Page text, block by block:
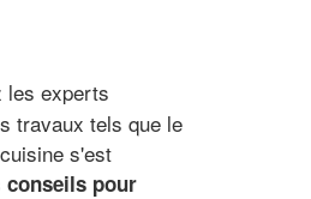
les experts
travaux tels que le
s'est
conseils pour